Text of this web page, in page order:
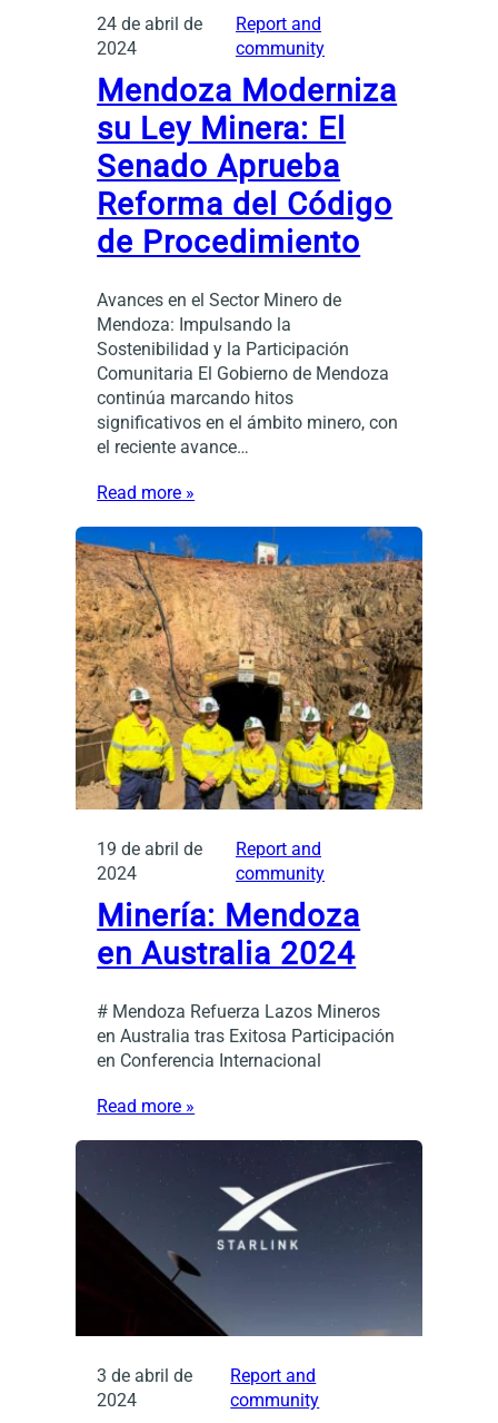
24 de abril de
2024
Report and
community
Mendoza Moderniza
su Ley Minera: El
Senado Aprueba
Reforma del Código
de Procedimiento
Avances en el Sector Minero de
Mendoza: Impulsando la
Sostenibilidad y la Participación
Comunitaria El Gobierno de Mendoza
continúa marcando hitos
significativos en el ámbito minero, con
el reciente avance…
Read more »
19 de abril de
2024
Report and
community
Minería: Mendoza
en Australia 2024
# Mendoza Refuerza Lazos Mineros
en Australia tras Exitosa Participación
en Conferencia Internacional
Read more »
3 de abril de
2024
Report and
community